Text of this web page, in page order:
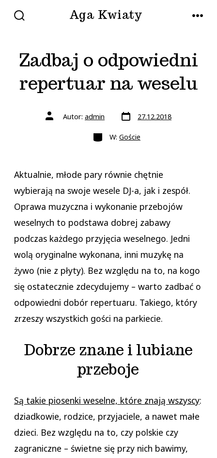
Przejdź
Aga Kwiaty
Zadbaj o odpowiedni
repertuar na weselu
Autor
wpisuAutor: admin Data
wpisu27.12.2018
Kategorie
W: Goście
Aktualnie, młode pary równie chętnie
wybierają na swoje wesele DJ-a, jak i zespół.
Oprawa muzyczna i wykonanie przebojów
weselnych to podstawa dobrej zabawy
podczas każdego przyjęcia weselnego. Jedni
wolą oryginalne wykonana, inni muzykę na
żywo (nie z płyty). Bez względu na to, na kogo
się ostatecznie zdecydujemy – warto zadbać o
odpowiedni dobór repertuaru. Takiego, który
zrzeszy wszystkich gości na parkiecie.
Dobrze znane i lubiane
przeboje
Są takie piosenki weselne, które znają wszyscy:
dziadkowie, rodzice, przyjaciele, a nawet małe
dzieci. Bez względu na to, czy polskie czy
zagraniczne – świetne się przy nich bawimy,